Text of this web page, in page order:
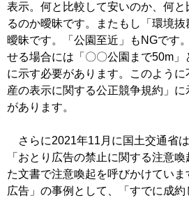
表示。何と比較して安いのか、何
るのか曖昧です。またもし「環境
曖昧です。「公園至近」もNGです
せる場合には「〇〇公園まで50m」
に示す必要があります。このよう
産の表示に関する公正競争規約」
があります。
さらに2021年11月に国土交通省
「おとり広告の禁止に関する注意
た文書で注意喚起を呼びかけていま
広告」の事例として、「すでに成